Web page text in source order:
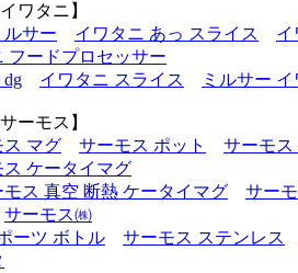
ワタニ】
ルサー イワタニ あっ スライス
イ
フードプロセッサー
dg
イワタニ スライス ミルサー
ーモス】
ス マグ サーモス ポット
サーモス
ス ケータイマグ
モス 真空 断熱 ケータイマグ
サー
サーモス㈱
ーツ ボトル
サーモス ステンレス